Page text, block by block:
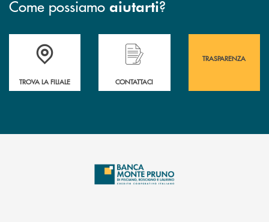
Come possiamo aiutarti?
Accedi all' elenco completo&nbsp; delle&nbsp; filiali&nbsp; di Banca
TROVA LA FILIALE
Hai bisogno di assistenza immediata?
CONTATTACI
TRASPARENZA